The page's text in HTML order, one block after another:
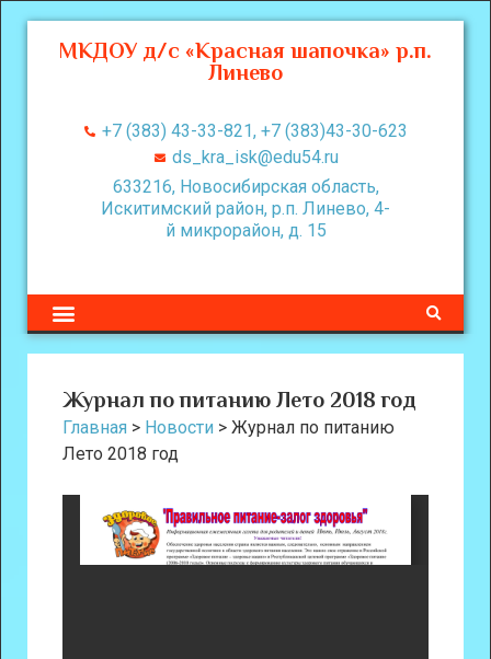
МКДОУ д/с «Красная шапочка» р.п.
Линево
+7 (383) 43-33-821, +7 (383)43-30-623
ds_kra_isk@edu54.ru
633216, Новосибирская область,
Искитимский район, р.п. Линево, 4-
й микрорайон, д. 15
Журнал по питанию Лето 2018 год
Главная > Новости > Журнал по питанию
Лето 2018 год